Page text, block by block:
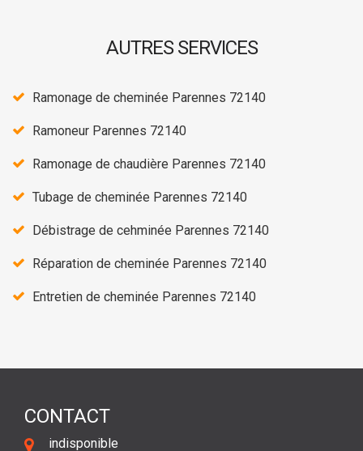
AUTRES SERVICES
Ramonage de cheminée Parennes 72140
Ramoneur Parennes 72140
Ramonage de chaudière Parennes 72140
Tubage de cheminée Parennes 72140
Débistrage de cehminée Parennes 72140
Réparation de cheminée Parennes 72140
Entretien de cheminée Parennes 72140
CONTACT
indisponible